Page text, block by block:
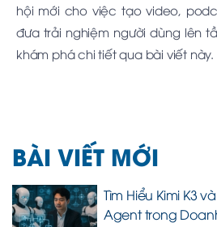
hội mới cho việc tạo video,
đưa trải nghiệm người dùng lên
khám phá chi tiết qua bài viết này.
BÀI VIẾT MỚI
Tìm Hiểu Kimi K3
Agent trong